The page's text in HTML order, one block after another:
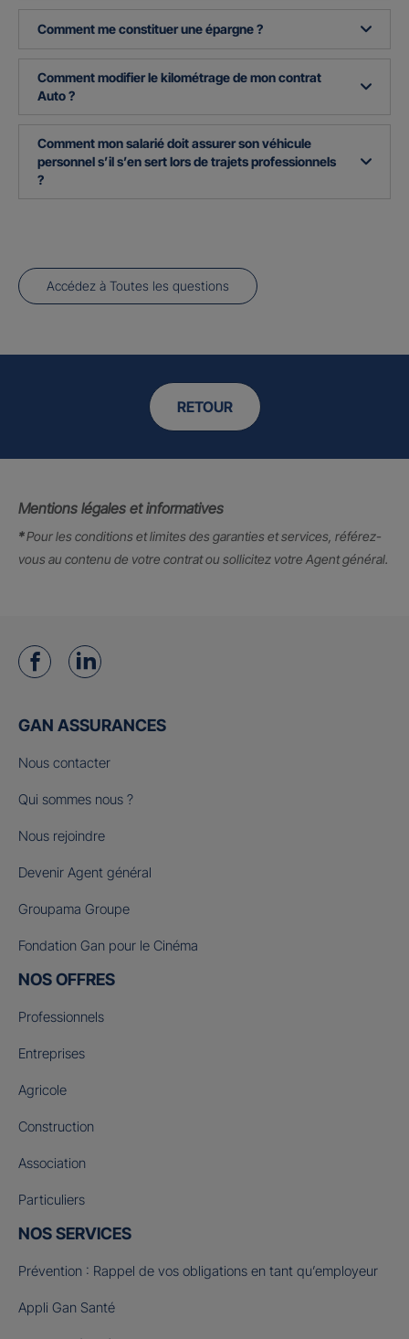
Comment me constituer une épargne ?
Comment modifier le kilométrage de mon contrat
Auto ?
Comment mon salarié doit assurer son véhicule
personnel s’il s’en sert lors de trajets professionnels
?
Accédez à Toutes les questions
RETOUR
Mentions légales et informatives
*Pour les conditions et limites des garanties et services, référez-
vous au contenu de votre contrat ou sollicitez votre Agent général.
GAN ASSURANCES
Nous contacter
Qui sommes nous ?
Nous rejoindre
Devenir Agent général
Groupama Groupe
Fondation Gan pour le Cinéma
NOS OFFRES
Professionnels
Entreprises
Agricole
Construction
Association
Particuliers
NOS SERVICES
Prévention : Rappel de vos obligations en tant qu’employeur
Appli Gan Santé